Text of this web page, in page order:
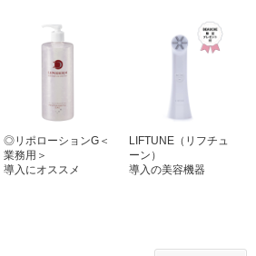
◎リポローションG＜
業務用＞
導入にオススメ
LIFTUNE（リフチュ
ーン）
導入の美容機器